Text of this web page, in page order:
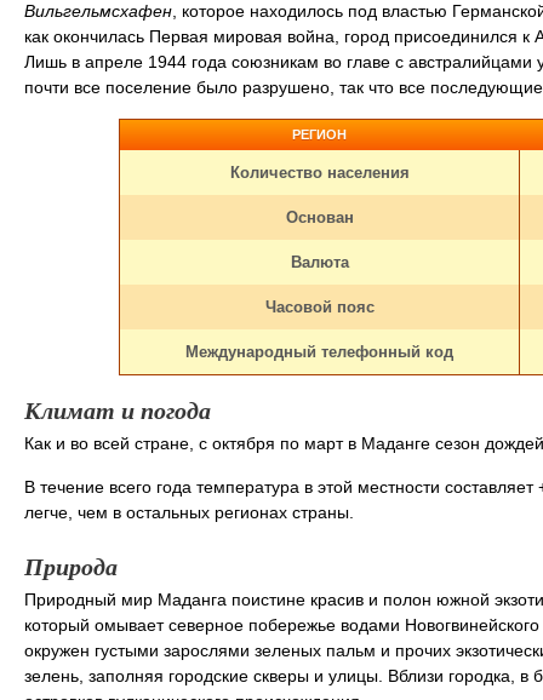
Вильгельмсхафен , которое находилось под властью
как окончилась Первая мировая война, город присоединился
Лишь в апреле 1944 года союзникам во главе с австралийцами
почти все поселение было разрушено, так что все
РЕГИОН
Количество населения
Основан
Валюта
Часовой пояс
Международный телефонный код
Климат и погода
Как и во всей стране, с октября по март в Маданге сезон
В течение всего года температура в этой местности
легче, чем в остальных регионах страны.
Природа
Природный мир Маданга поистине красив и полон южной
который омывает северное побережье водами
окружен густыми зарослями зеленых пальм и прочих
зелень, заполняя городские скверы и улицы. Вблизи городка,